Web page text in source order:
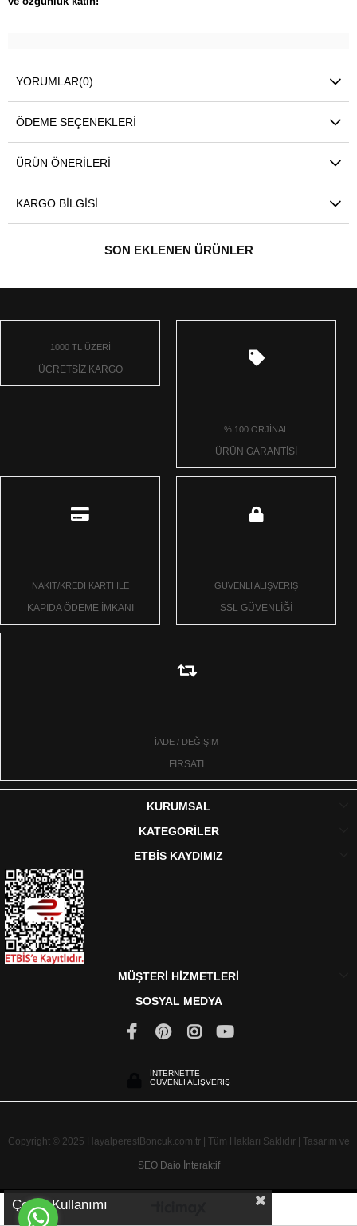
YORUMLAR(0)
ÖDEME SEÇENEKLERI
ÜRÜN ÖNERILERI
KARGO BILGISI
SON EKLENEN ÜRÜNLER
1000 TL ÜZERİ
ÜCRETSİZ KARGO
% 100 ORJİNAL
ÜRÜN GARANTİSİ
NAKİT/KREDİ KARTI İLE
KAPIDA ÖDEME İMKANI
GÜVENLİ ALIŞVERİŞ
SSL GÜVENLİĞİ
İADE / DEĞİŞİM
FIRSATI
KURUMSAL
KATEGORİLER
ETBİS KAYDIMIZ
MÜŞTERİ HİZMETLERİ
SOSYAL MEDYA
İNTERNETTE
GÜVENLİ ALIŞVERİŞ
Copyright © 2025 HayalperestBoncuk.com.tr | Tüm Hakları Saklıdır | Tasarım ve
SEO Daio İnteraktif
Çerez Kullanımı